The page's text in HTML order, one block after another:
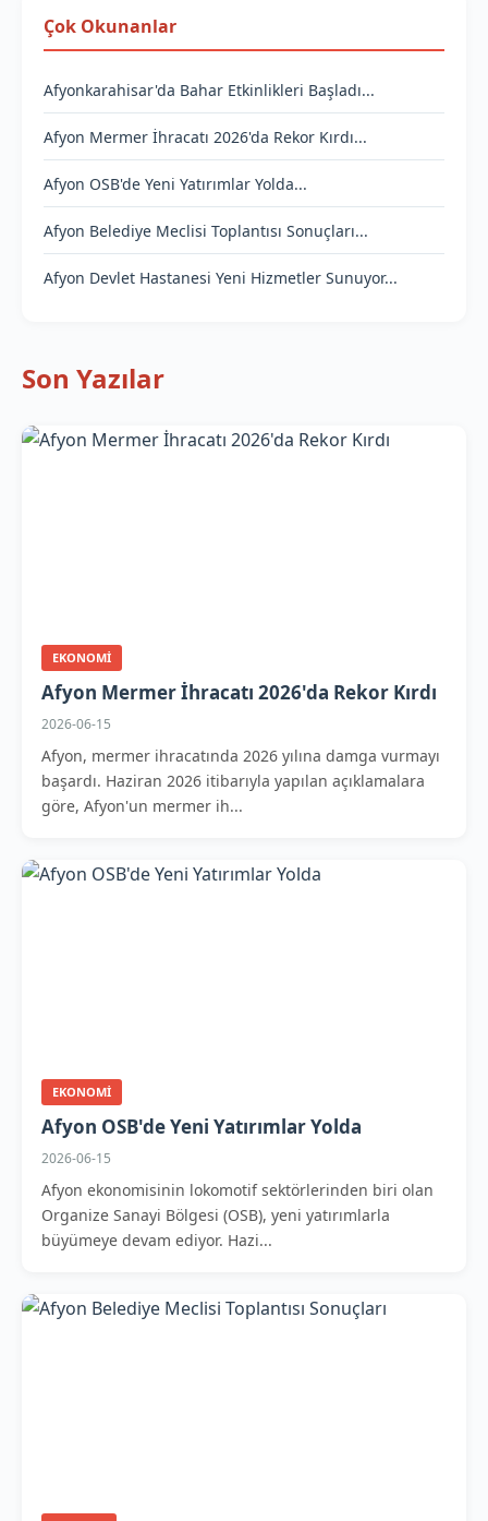
Çok Okunanlar
Afyonkarahisar'da Bahar Etkinlikleri Başladı...
Afyon Mermer İhracatı 2026'da Rekor Kırdı...
Afyon OSB'de Yeni Yatırımlar Yolda...
Afyon Belediye Meclisi Toplantısı Sonuçları...
Afyon Devlet Hastanesi Yeni Hizmetler Sunuyor...
Son Yazılar
EKONOMI
Afyon Mermer İhracatı 2026'da Rekor Kırdı
2026-06-15
Afyon, mermer ihracatında 2026 yılına damga vurmayı
başardı. Haziran 2026 itibarıyla yapılan açıklamalara
göre, Afyon'un mermer ih...
EKONOMI
Afyon OSB'de Yeni Yatırımlar Yolda
2026-06-15
Afyon ekonomisinin lokomotif sektörlerinden biri olan
Organize Sanayi Bölgesi (OSB), yeni yatırımlarla
büyümeye devam ediyor. Hazi...